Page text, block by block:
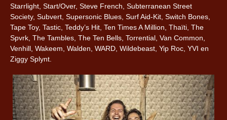
Starrlight, Start/Over, Steve French, Subterranean Street
Society, Subvert, Supersonic Blues, Surf Aid-Kit, Switch Bones,
Tape Toy, Tastic, Teddy’s Hit, Ten Times A Million, Thaïti, The
Spvrk, The Tambles, The Ten Bells, Torrential, Van Common,
Venhill, Wakeem, Walden, WARD, Wildebeast, Yip Roc, YVI en
Ziggy Splynt.